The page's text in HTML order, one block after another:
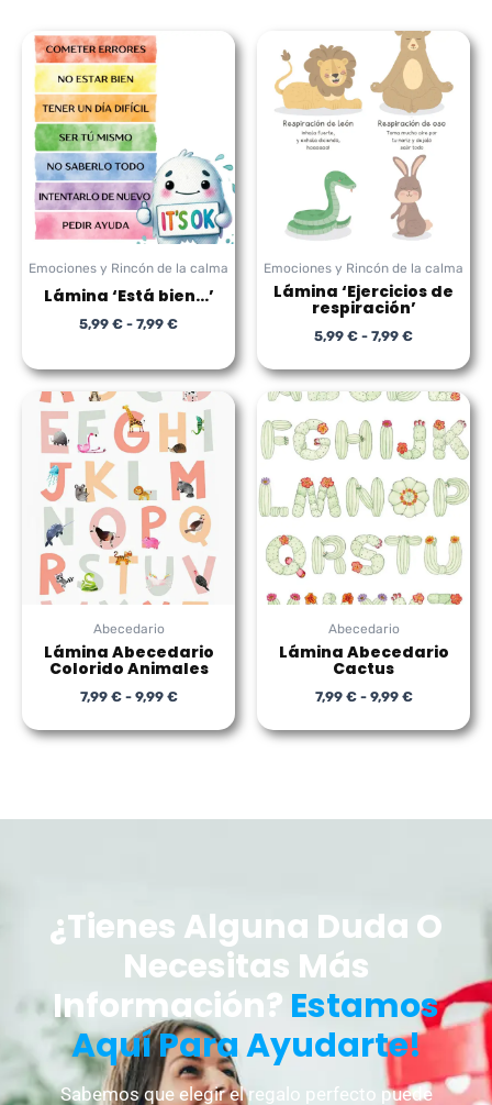
Emociones y Rincón de la calma
Lámina ‘Está bien…’
5,99 € - 7,99 €
Emociones y Rincón de la calma
Lámina ‘Ejercicios de
respiración’
5,99 € - 7,99 €
Rango
de
precios:
desde
5,99 €
hasta
7,99 €
Abecedario
Lámina Abecedario
Colorido Animales
7,99 € - 9,99 €
Rango
de
precios:
desde
7,99 €
hasta
9,99 €
Abecedario
Lámina Abecedario
Cactus
7,99 € - 9,99 €
Rango
de
precios:
desde
hasta
9,99 €
¿Tienes Alguna Duda O
Necesitas Más
Información? Estamos
Aquí Para Ayudarte!
Sabemos que elegir el regalo perfecto puede